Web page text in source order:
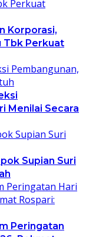
Korporasi,
Tbk Perkuat
Menilai Secara
Supian Suri
Peringatan